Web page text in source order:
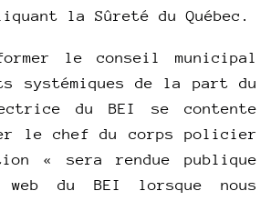
la Sûreté du Québec.
le conseil municipal
systémiques de la part du
du BEI se contente
le chef du corps policier
« sera rendue publique
du BEI lorsque nous